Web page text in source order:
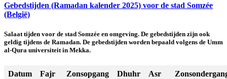
Gebedstijden (Ramadan kalender 2025) voor de stad Somzée
(België)
Salaat tijden voor de stad Somzée en omgeving. De gebedstijden zijn ook
geldig tijdens de Ramadan. De gebedstijden worden bepaald volgens de Umm
al-Qura universiteit in Mekka.
Datum Fajr Zonsopgang Dhuhr Asr